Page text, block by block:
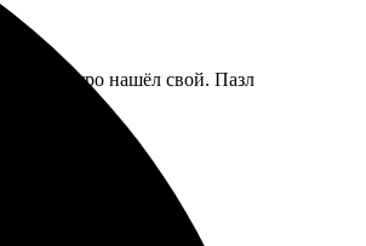
и я быстро нашёл свой. Пазл